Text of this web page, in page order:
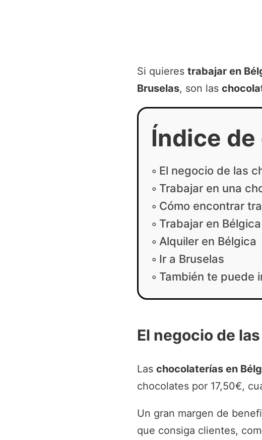
Si quieres trabajar en
Bruselas, son las
Índice
El negocio de las
Trabajar en una
Cómo encontrar
Trabajar en Bélgica
Alquiler en Bélgica
Ir a Bruselas
También te puede
El negocio de
Las chocolaterías en
chocolates por 17,50€,
Un gran margen de
que consiga clientes,